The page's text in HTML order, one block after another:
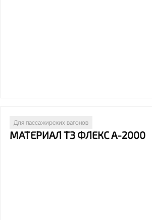
Для пассажирских вагонов
МАТЕРИАЛ Т3 ФЛЕКС А-2000